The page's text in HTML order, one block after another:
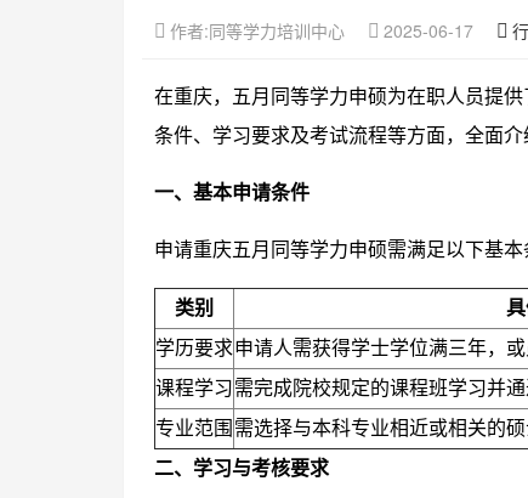
作者:同等学力培训中心 2025-06-17
在重庆，五月同等学力申硕为在职人员提
条件、学习要求及考试流程等方面，全面
一、基本申请条件
申请重庆五月同等学力申硕需满足以下基本
类别
学历要求申请人需获得学士学位满三年，
课程学习需完成院校规定的课程班学习并
专业范围 需选择与本科专业相近或相关的
二、学习与考核要求